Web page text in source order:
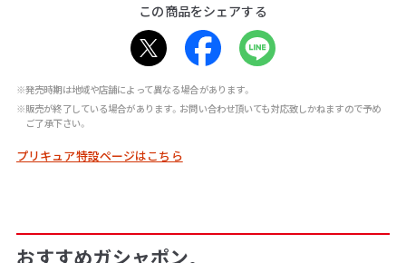
この商品をシェアする
※発売時期は地域や店舗によって異なる場合があります。
※販売が終了している場合があります。お問い合わせ頂いても対応致しかねますので予め
ご了承下さい。
プリキュア特設ページはこちら
おすすめガシャポン